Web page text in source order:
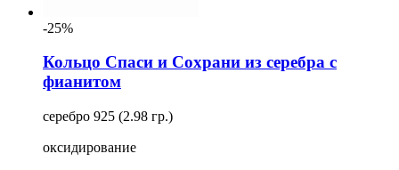
-25%
Кольцо Спаси и Сохрани из серебра с
фианитом
серебро 925 (2.98 гр.)
оксидирование